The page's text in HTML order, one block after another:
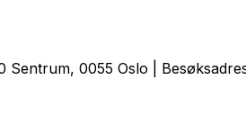
Sentrum, 0055 Oslo |